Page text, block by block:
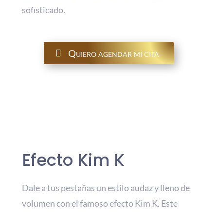
sofisticado.
Quiero agendar mi cita
Efecto Kim K
Dale a tus pestañas un estilo audaz y lleno de
volumen con el famoso efecto Kim K. Este